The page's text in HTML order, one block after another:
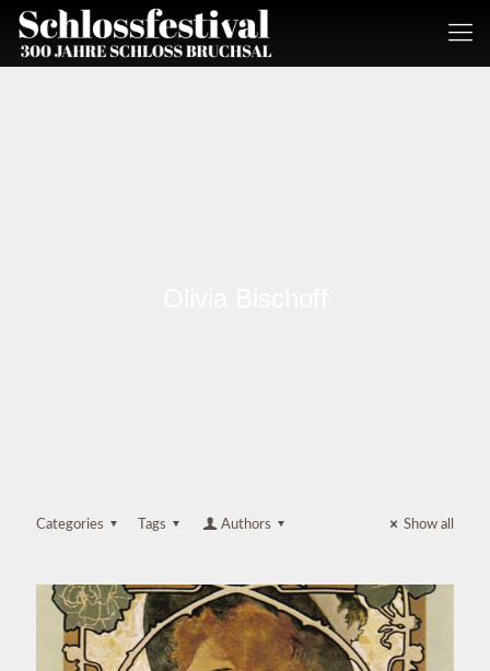
Categories Tags Authors Show all